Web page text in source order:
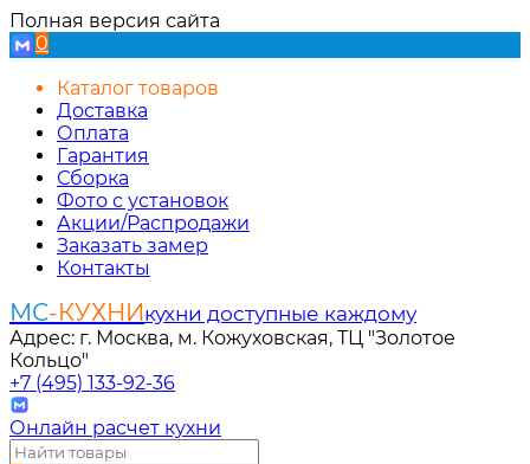
Полная версия сайта
0
Каталог товаров
Доставка
Оплата
Гарантия
Сборка
Фото с установок
Акции/Распродажи
Заказать замер
Контакты
МС-КУХНИкухни доступные каждому
Адрес: г. Москва, м. Кожуховская, ТЦ "Золотое
Кольцо"
+7 (495) 133-92-36
Онлайн расчет кухни